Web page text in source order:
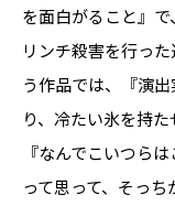
を面白がること』
リンチ殺害を行っ
う作品では、『演
り、冷たい氷を持
『なんでこいつら
って思って、そっ